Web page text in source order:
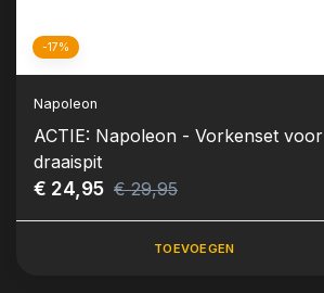
-17%
Napoleon
ACTIE: Napoleon - Vorkenset voor
draaispit
€ 24,95 € 29,95
TOEVOEGEN